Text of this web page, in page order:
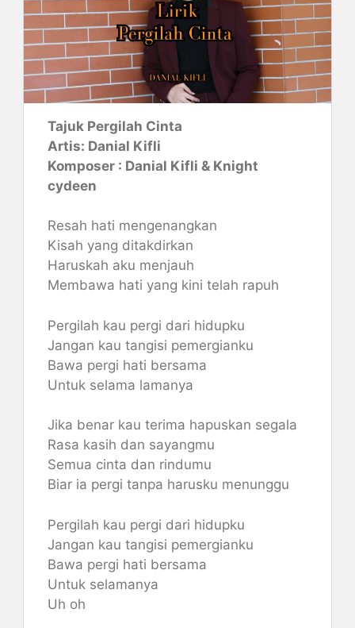
Tajuk Pergilah Cinta
Artis: Danial Kifli
Komposer : Danial Kifli & Knight
cydeen
Resah hati mengenangkan
Kisah yang ditakdirkan
Haruskah aku menjauh
Membawa hati yang kini telah rapuh
Pergilah kau pergi dari hidupku
Jangan kau tangisi pemergianku
Bawa pergi hati bersama
Untuk selama lamanya
Jika benar kau terima hapuskan segala
Rasa kasih dan sayangmu
Semua cinta dan rindumu
Biar ia pergi tanpa harusku menunggu
Pergilah kau pergi dari hidupku
Jangan kau tangisi pemergianku
Bawa pergi hati bersama
Untuk selamanya
Uh oh